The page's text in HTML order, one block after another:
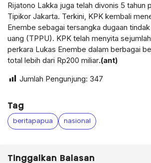
Rijatono Lakka juga telah divonis 5 tahun
Tipikor Jakarta. Terkini, KPK kembali
Enembe sebagai tersangka dugaan
uang (TPPU). KPK telah menyita
perkara Lukas Enembe dalam berbagai
total lebih dari Rp200 miliar.(ant)
Jumlah Pengunjung: 347
Tag
beritapapua nasional
Tinggalkan Balasan